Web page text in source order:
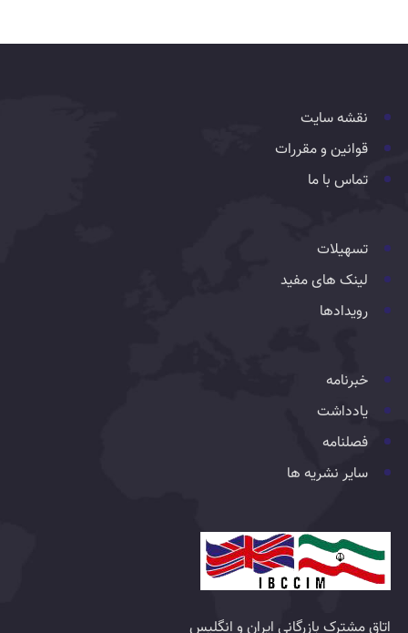
نقشه سایت
قوانین و مقررات
تماس با ما
تسهیلات
لینک های مفید
رویدادها
خبرنامه
یادداشت
فصلنامه
سایر نشریه ها
اتاق مشترک بازرگانی ایران و انگلیس